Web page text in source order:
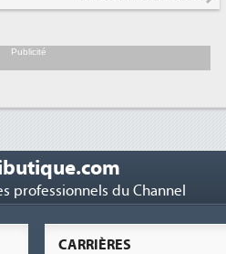
les...
Publicité
professionnels du Channel
CARRIÈRES